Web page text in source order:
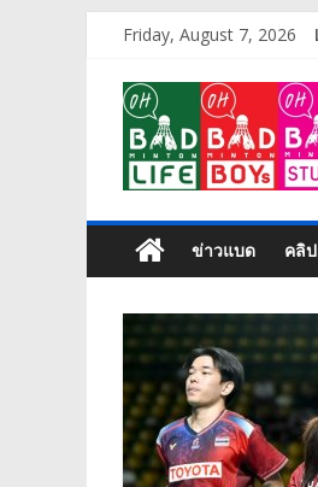
content
Friday, August 7, 2026
OH
BAD
Life
just
a
game,
It’s
my
ข่าวแบด คลิ